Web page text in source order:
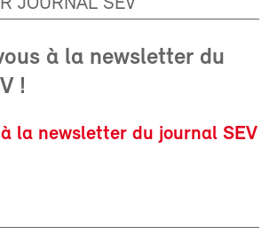
JOURNAL SEV
à la newsletter du
!
la newsletter du journal SEV